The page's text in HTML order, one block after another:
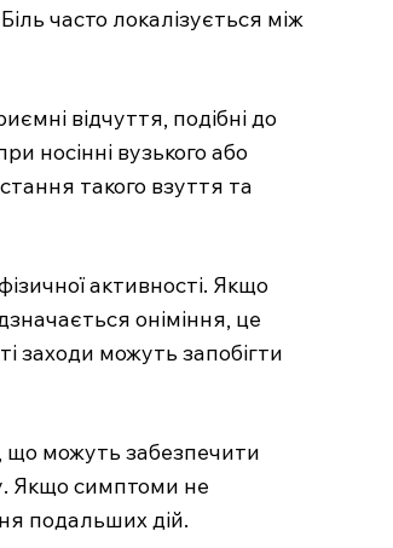
часто локалізується між
відчуття, подібні до
носінні вузького або
такого взуття та
активності. Якщо
оніміння, це
заходи можуть запобігти
що можуть забезпечити
Якщо симптоми не
подальших дій.